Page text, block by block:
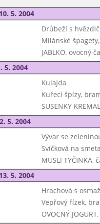
5. 2004
Drůbeží s
Milánské
JABLKO, ovocný
5. 2004
Kulajda
Kuřecí špízy,
SUSENKY
5. 2004
Vývar se
Svíčková na
MUSLI TYČINKA,
5. 2004
Hrachová s
Vepřový řízek,
OVOCNÝ